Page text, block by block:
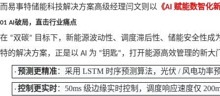
而易事特储能科技解决方案高级经理闫文则以 《AI 赋能数智化
01 AI破局，直击行业痛点
在 “双碳” 目标下，新能源波动性、调度滞后性、储能安全性
特的解决方案，正是以 AI 为 “钥匙”，打开能源高效管理的新大
· 预测更精准：采用 LSTM 时序预测算法，光伏 / 风电功率
· 控制更实时： 50ms 级边缘实时控制，调度响应速度仅